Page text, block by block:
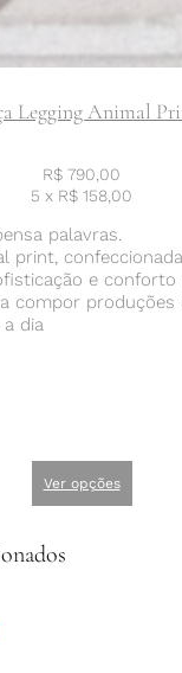
Legging Animal
R$ 790,00
5 x R$ 158,00
palavras.
print,
e conforto
compor
dia
Ver opções